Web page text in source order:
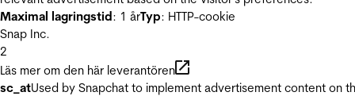
Maximal lagringstid: 1 årTyp: HTTP-cookie
Snap Inc.
2
Läs mer om den här leverantören
sc_atUsed by Snapchat to implement advertisement content on